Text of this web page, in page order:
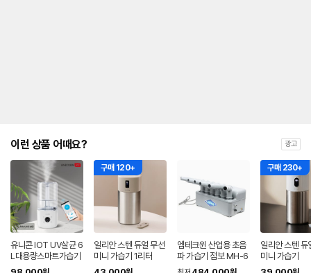
이런 상품 어때요? 광고
유니콘 IOT UV살균 6
L대용량스마트가습기
IOT 앱연동 WIFI어플
구매 120+
일리안 스텐 듀얼 무선
미니 가습기 1리터
엠테크윈 산업용 초음
파 가습기 점보 MH-6
01A
구매 230+
일리안 스텐 듀
미니 가습기